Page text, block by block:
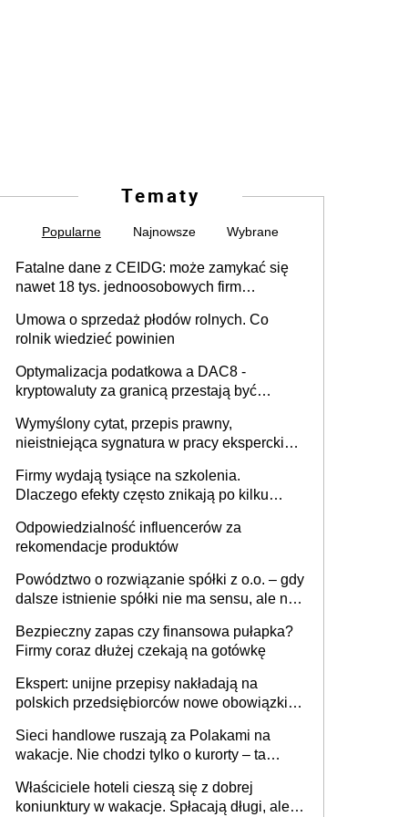
Tematy
Popularne Najnowsze Wybrane
Fatalne dane z CEIDG: może zamykać się
nawet 18 tys. jednoosobowych firm
Umowa o sprzedaż płodów rolnych. Co
rolnik wiedzieć powinien
Optymalizacja podatkowa a DAC8 -
kryptowaluty za granicą przestają być
Wymyślony cytat, przepis prawny,
nieistniejąca sygnatura w pracy eksperckiej -
firmie
Firmy wydają tysiące na szkolenia.
Dlaczego efekty często znikają po kilku
Odpowiedzialność influencerów za
rekomendacje produktów
Powództwo o rozwiązanie spółki z o.o. – gdy
dalsze istnienie spółki nie ma sensu, ale nie
Bezpieczny zapas czy finansowa pułapka?
Firmy coraz dłużej czekają na gotówkę
Ekspert: unijne przepisy nakładają na
polskich przedsiębiorców nowe obowiązki w
Sieci handlowe ruszają za Polakami na
wakacje. Nie chodzi tylko o kurorty – ta
tam, gdzie wielu spędzi urlop po cichu
Właściciele hoteli cieszą się z dobrej
koniunktury w wakacje. Spłacają długi, ale